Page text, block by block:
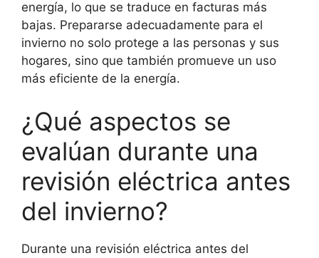
energía, lo que se traduce en facturas más
bajas. Prepararse adecuadamente para el
invierno no solo protege a las personas y sus
hogares, sino que también promueve un uso
más eficiente de la energía.
¿Qué aspectos se
evalúan durante una
revisión eléctrica antes
del invierno?
Durante una revisión eléctrica antes del